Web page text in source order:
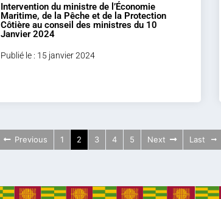
Intervention du ministre de l’Économie
Maritime, de la Pêche et de la Protection
Côtière au conseil des ministres du 10
Janvier 2024
Publié le : 15 janvier 2024
Previous 1 2 3 4 5 Next Last